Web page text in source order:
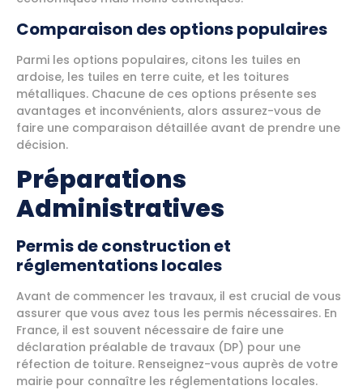
Comparaison des options populaires
Parmi les options populaires, citons les tuiles en
ardoise, les tuiles en terre cuite, et les toitures
métalliques. Chacune de ces options présente ses
avantages et inconvénients, alors assurez-vous de
faire une comparaison détaillée avant de prendre une
décision.
Préparations
Administratives
Permis de construction et
réglementations locales
Avant de commencer les travaux, il est crucial de vous
assurer que vous avez tous les permis nécessaires. En
France, il est souvent nécessaire de faire une
déclaration préalable de travaux (DP) pour une
réfection de toiture. Renseignez-vous auprès de votre
mairie pour connaître les réglementations locales.